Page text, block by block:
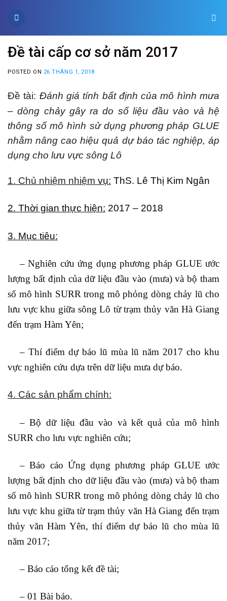
Đề tài cấp cơ sở năm 2017
POSTED ON 26 THÁNG 1, 2018
Đề tài: Đánh giá tính bất định của mô hình mưa
– dòng chảy gây ra do số liệu đầu vào và hệ
thông số mô hình sử dụng phương pháp GLUE
nhằm nâng cao hiệu quả dự báo tác nghiệp, áp
dụng cho lưu vực sông Lô
1. Chủ nhiệm nhiệm vụ: ThS. Lê Thị Kim Ngân
2. Thời gian thực hiện: 2017 – 2018
3. Mục tiêu:
– Nghiên cứu ứng dụng phương pháp GLUE ước
lượng bất định của dữ liệu đầu vào (mưa) và bộ tham
số mô hình SURR trong mô phỏng dòng chảy lũ cho
lưu vực khu giữa sông Lô từ trạm thủy văn Hà Giang
đến trạm Hàm Yên;
– Thí điểm dự báo lũ mùa lũ năm 2017 cho khu
vực nghiên cứu dựa trên dữ liệu mưa dự báo.
4. Các sản phẩm chính:
– Bộ dữ liệu đầu vào và kết quả của mô hình
SURR cho lưu vực nghiên cứu;
– Báo cáo Ứng dụng phương pháp GLUE ước
lượng bất định cho dữ liệu đầu vào (mưa) và bộ tham
số mô hình SURR trong mô phỏng dòng chảy lũ cho
lưu vực khu giữa từ trạm thủy văn Hà Giang đến trạm
thủy văn Hàm Yên, thí điểm dự báo lũ cho mùa lũ
năm 2017;
– Báo cáo tổng kết đề tài;
– 01 Bài báo.